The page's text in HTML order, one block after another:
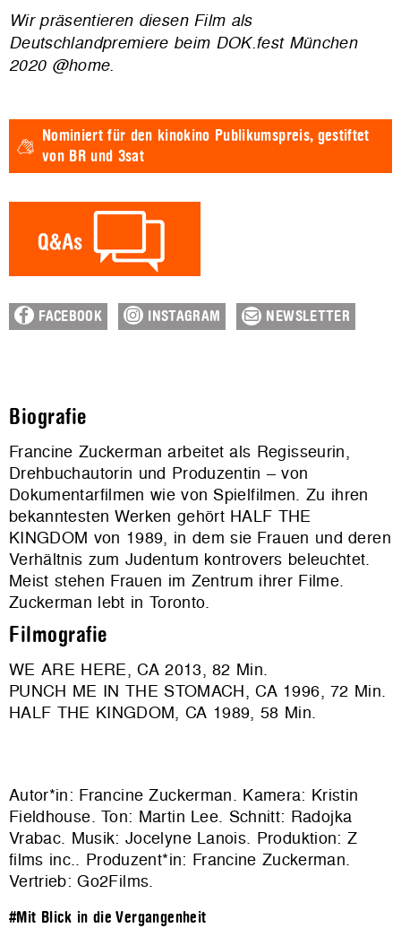
Wir präsentieren diesen Film als
Deutschlandpremiere beim DOK.fest München
2020 @home.
Nominiert für den kinokino Publikumspreis, gestiftet
von BR und 3sat
FACEBOOK INSTAGRAM NEWSLETTER
Biografie
Francine Zuckerman arbeitet als Regisseurin,
Drehbuchautorin und Produzentin – von
Dokumentarfilmen wie von Spielfilmen. Zu ihren
bekanntesten Werken gehört HALF THE
KINGDOM von 1989, in dem sie Frauen und deren
Verhältnis zum Judentum kontrovers beleuchtet.
Meist stehen Frauen im Zentrum ihrer Filme.
Zuckerman lebt in Toronto.
Filmografie
WE ARE HERE, CA 2013, 82 Min.
PUNCH ME IN THE STOMACH, CA 1996, 72 Min.
HALF THE KINGDOM, CA 1989, 58 Min.
Autor*in: Francine Zuckerman. Kamera: Kristin
Fieldhouse. Ton: Martin Lee. Schnitt: Radojka
Vrabac. Musik: Jocelyne Lanois. Produktion: Z
films inc.. Produzent*in: Francine Zuckerman.
Vertrieb:Go2Films.
#Mit Blick in die Vergangenheit